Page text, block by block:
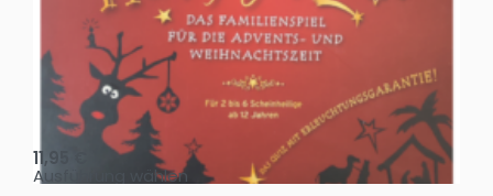
Oh, heilige Nacht!
11,95
Ausführung wählen